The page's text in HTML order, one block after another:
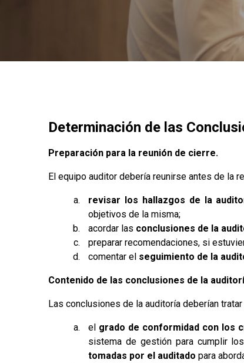
Determinación de las
Preparación para la reunión de cierre.
El equipo auditor debería reunirse antes de la
revisar los hallazgos de la
objetivos de la misma;
acordar las conclusiones de la
preparar recomendaciones, si
comentar el seguimiento de la
Contenido de las conclusiones de la
Las conclusiones de la auditoría deberían
el grado de conformidad con los
sistema de gestión para cumplir los
tomadas por el auditado para